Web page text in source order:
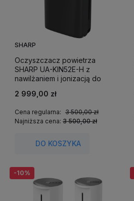
SHARP
Oczyszczacz powietrza
SHARP UA-KIN52E-H z
nawilżaniem i jonizacją do
2 999,00 zł
Cena regularna:
3 500,00 zł
Najniższa cena:3 500,00 zł
DO KOSZYKA
-10%